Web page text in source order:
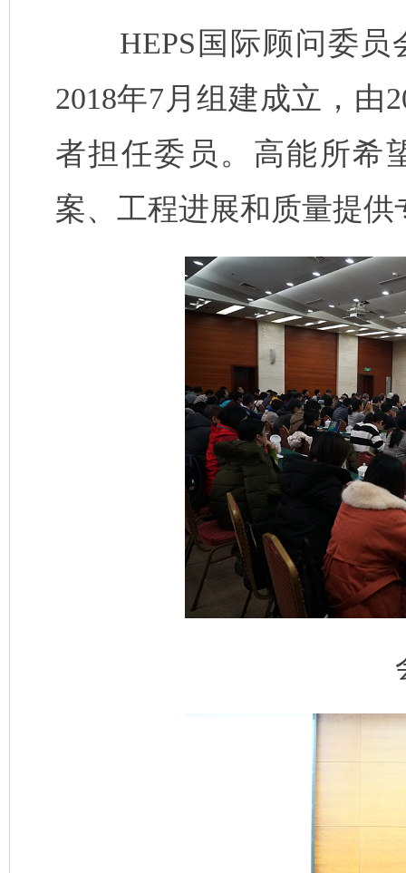
HEPS 国际顾问委员
2018年7 月组建成立，由
者担任委员。高能所希
案、工程进展和质量提